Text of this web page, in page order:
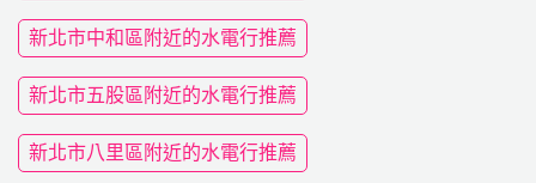
新北市中和區附近的水電行推薦
新北市五股區附近的水電行推薦
新北市八里區附近的水電行推薦